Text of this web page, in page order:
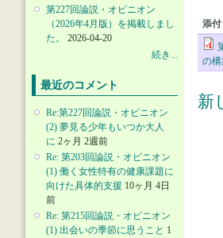
第227回論説・オピニオン
（2026年4月版）を掲載しまし
た。
2026-04-20
続き...
最近のコメント
Re:第227回論説・オピニオン
(2) 夢見る少年もいつか大人
に 2ヶ月 2週前
Re: 第203回論説・オピニオン
(1) 働く女性特有の健康課題に
向けた具体的支援 10ヶ月 4日
前
Re: 第215回論説・オピニオン
(1) 出会いの季節に思うこと 1
添付
の
新